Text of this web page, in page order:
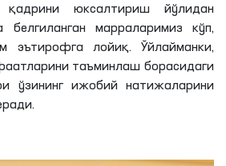
қадрини юксалтириш йўлидан
марраларимиз кўп,
эътирофга лойиқ. Ўйлайманки,
таъминлаш борасидаги
ўзининг ижобий натижаларини